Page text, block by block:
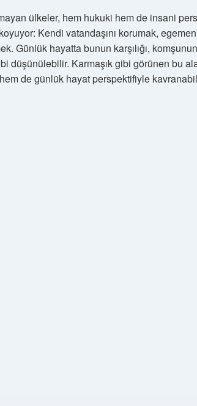
ülkeler, hem hukuki hem de insani
Kendi vatandaşını korumak,
Günlük hayatta bunun karşılığı,
düşünülebilir. Karmaşık gibi görünen bu
de günlük hayat perspektifiyle